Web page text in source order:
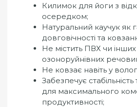
Килимок для йоги з
осередком;
Натуральний каучук як
довговічності та
Не містить ПВХ чи інших
озоноруйнівних
Не ковзає навіть у
Забезпечує
для максимального
продуктивності;